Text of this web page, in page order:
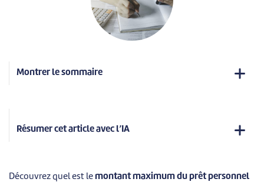
Montrer le sommaire
Résumer cet article avec l’IA
Découvrez quel est le montant maximum du prêt personnel